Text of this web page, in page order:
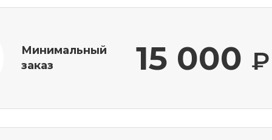
Минимальный
заказ
15 000 ₽